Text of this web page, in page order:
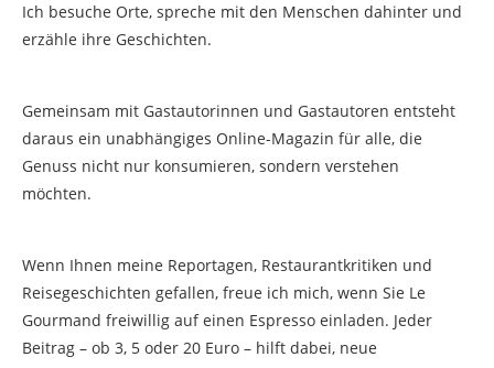
Ich besuche Orte, spreche mit den Menschen dahinter und
erzähle ihre Geschichten.
Gemeinsam mit Gastautorinnen und Gastautoren entsteht
daraus ein unabhängiges Online-Magazin für alle, die
Genuss nicht nur konsumieren, sondern verstehen
möchten.
Wenn Ihnen meine Reportagen, Restaurantkritiken und
Reisegeschichten gefallen, freue ich mich, wenn Sie Le
Gourmand freiwillig auf einen Espresso einladen. Jeder
Beitrag – ob 3, 5 oder 20 Euro – hilft dabei, neue